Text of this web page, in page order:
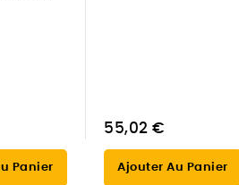
Panier
55,02 €
Ajouter Au Panier